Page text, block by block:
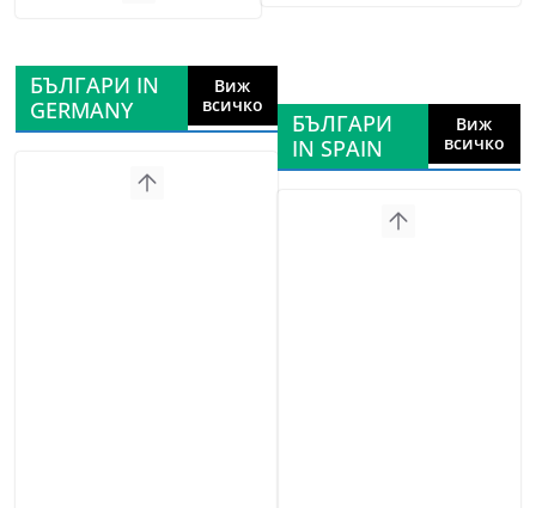
БЪЛГАРИ IN
GERMANY
Виж
всичко
БЪЛГАРИ
IN SPAIN
Виж
всичко